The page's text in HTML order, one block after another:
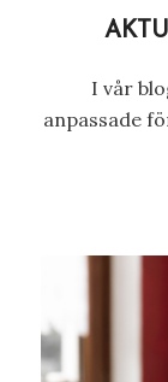
I vår
anpassade